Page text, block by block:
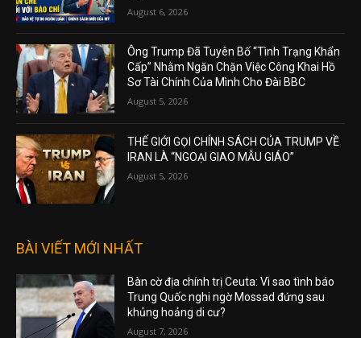
August 6, 2026
Ông Trump Đã Tuyên Bố “Tình Trạng Khẩn
Cấp” Nhằm Ngăn Chặn Việc Công Khai Hồ
Sơ Tài Chính Của Mình Cho Đài BBC
August 5, 2026
THẾ GIỚI GỌI CHÍNH SÁCH CỦA TRUMP VỀ
IRAN LÀ “NGOẠI GIAO MẪU GIÁO”
August 5, 2026
BÀI VIẾT MỚI NHẤT
Bàn cờ địa chính trị Ceuta: Vì sao tình báo
Trung Quốc nghi ngờ Mossad đứng sau
khủng hoảng di cư?
August 7, 2026